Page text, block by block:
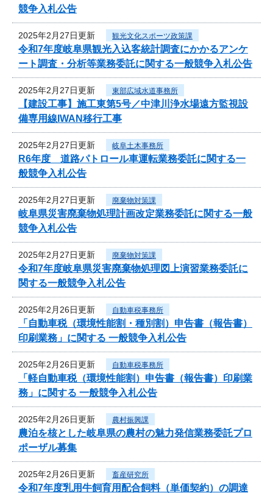
競争入札公告
2025年2月27日更新 観光文化スポーツ政策課
令和7年度岐阜県観光入込客統計調査にかかるアンケ
ート調査・分析等業務委託に関する一般競争入札公告
2025年2月27日更新 東部広域水道事務所
【建設工事】施工東第5号／中津川浄水場遠方監視設
備専用線IWAN移行工事
2025年2月27日更新 岐阜土木事務所
R6年度 道路パトロール車運転業務委託に関する一
般競争入札公告
2025年2月27日更新 廃棄物対策課
岐阜県災害廃棄物処理計画改定業務委託に関する一般
競争入札公告
2025年2月27日更新 廃棄物対策課
令和7年度岐阜県災害廃棄物処理図上演習業務委託に
関する一般競争入札公告
2025年2月26日更新 自動車税事務所
「自動車税（環境性能割・種別割）申告書（報告書）
印刷業務」に関する 一般競争入札公告
2025年2月26日更新 自動車税事務所
「軽自動車税（環境性能割）申告書（報告書）印刷業
務」に関する 一般競争入札公告
2025年2月26日更新 農村振興課
農泊を核とした岐阜県の農村の魅力発信業務委託プロ
ポーザル募集
2025年2月26日更新 畜産研究所
令和7年度乳用牛飼育用配合飼料（単価契約）の調達